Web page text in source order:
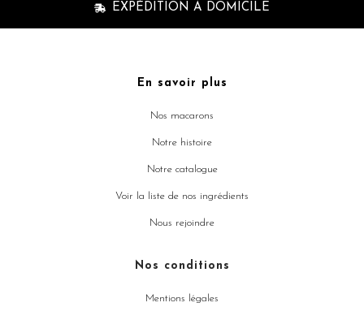
EXPÉDITION À DOMICILE
En savoir plus
Nos macarons
Notre histoire
Notre catalogue
Voir la liste de nos ingrédients
Nous rejoindre
Nos conditions
Mentions légales